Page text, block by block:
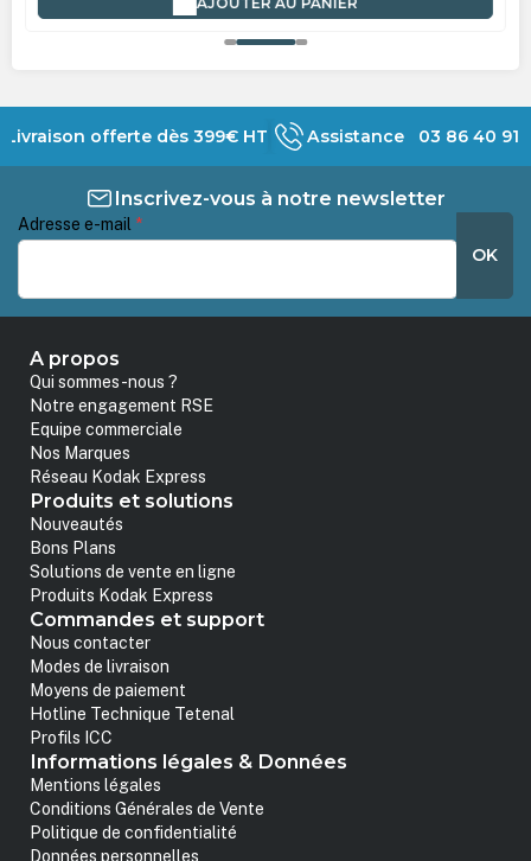
Livraison offerte dès 399€ HT Assistance 03 86 40 91
Inscrivez-vous à notre newsletter
Adresse e-mail *
OK
A propos
Qui sommes-nous ?
Notre engagement RSE
Equipe commerciale
Nos Marques
Réseau Kodak Express
Produits et solutions
Nouveautés
Bons Plans
Solutions de vente en ligne
Produits Kodak Express
Commandes et support
Nous contacter
Modes de livraison
Moyens de paiement
Hotline Technique Tetenal
Profils ICC
Informations légales & Données
Mentions légales
Conditions Générales de Vente
Politique de confidentialité
Données personnelles